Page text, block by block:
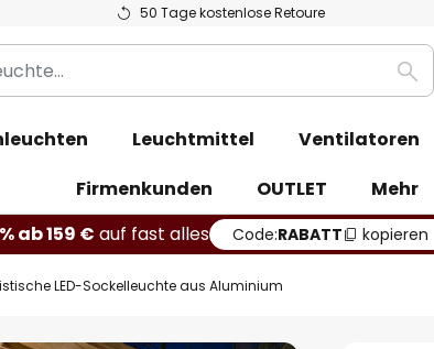
50 Tage kostenlose Retoure
Leuchtmittel Ventilatoren
Firmenkunden
OUTLET
Mehr
ab 159 € auf fast alles Code:RABATT kopieren
LED-Sockelleuchte aus Aluminium